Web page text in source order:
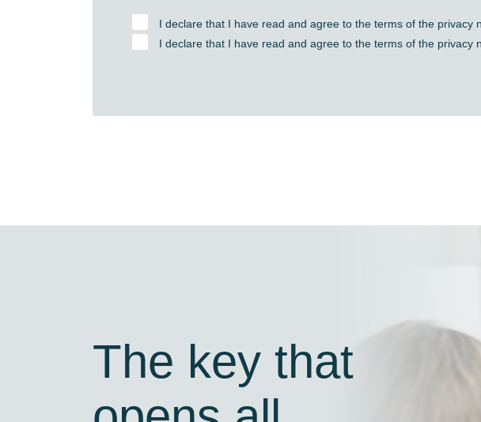
I declare that I have read and agree to the terms of the privacy
I declare that I have read and agree to the terms of the privacy
The key that